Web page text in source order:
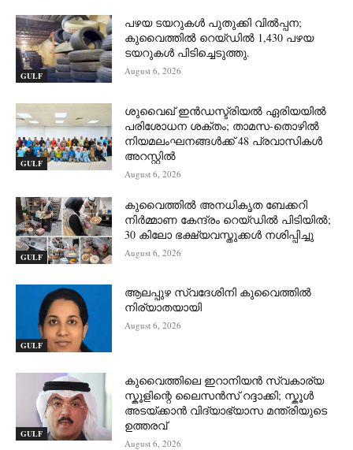
GULF
പഴയ ടയറുകൾ പുതുക്കി വിൽപ്പന;
കുവൈത്തിൽ റെയ്ഡിൽ 1,430 പഴയ
ടയറുകൾ പിടിച്ചെടുത്തു.
August 6, 2026
GULF
ശുവൈഖ് ഇൻഡസ്ട്രിയൽ ഏരിയയിൽ
പരിശോധന ശക്തം; താമസ-തൊഴിൽ
നിയമലംഘനങ്ങൾക്ക് 48 പ്രവാസികൾ
അറസ്റ്റിൽ
August 6, 2026
GULF
കുവൈത്തിൽ അനധികൃത ബേക്കറി
നിർമ്മാണ കേന്ദ്രം റെയ്ഡിൽ പിടിയിൽ;
30 കിലോ ഭക്ഷ്യവസ്തുക്കൾ നശിപ്പിച്ചു
August 6, 2026
GULF
ആലപ്പുഴ സ്വദേശിനി കുവൈത്തിൽ
നിര്യാതയായി
August 6, 2026
GULF
കുവൈത്തിലെ ഇറാനിയൻ സ്വകാര്യ
സ്കൂളിന്റെ ലൈസൻസ് റദ്ദാക്കി; സ്കൂൾ
അടയ്ക്കാൻ വിദ്യാഭ്യാസ മന്ത്രിയുടെ
ഉത്തരവ്
August 6, 2026